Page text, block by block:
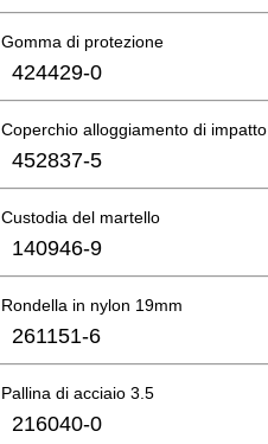
Gomma di protezione
424429-0
Coperchio alloggiamento di impatto
452837-5
Custodia del martello
140946-9
Rondella in nylon 19mm
261151-6
Pallina di acciaio 3.5
216040-0